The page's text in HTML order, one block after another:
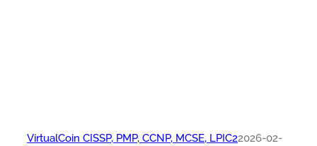
VirtualCoin CISSP, PMP, CCNP, MCSE, LPIC22026-02-